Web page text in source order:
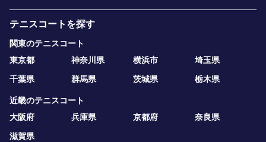
テニスコートを探す
関東のテニスコート
東京都
神奈川県 横浜市
埼玉県
千葉県
群馬県 茨城県 栃木県
近畿のテニスコート
大阪府
兵庫県 京都府
奈良県
滋賀県